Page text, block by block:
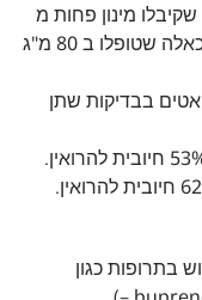
מינון פחות מ
60 מ"ג היו בסיכון פי 5 ל"מעידה" לעומת כאלה שטופלו ב 80 מ"ג
מכורים לאופיאטים בבדיקות שתן
בתרופות כגון